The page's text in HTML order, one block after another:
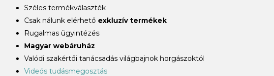
Széles termékválaszték
Csak nálunk elérhető exkluzív termékek
Rugalmas ügyintézés
Magyar webáruház
Valódi szakértői tanácsadás világbajnok horgászoktól
Videós tudásmegosztás